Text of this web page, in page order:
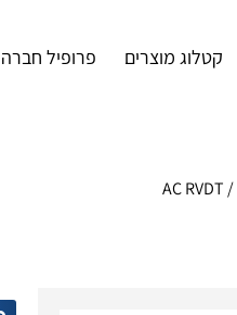
קטלוג מוצרים פרופיל חברה
/ AC RVDT